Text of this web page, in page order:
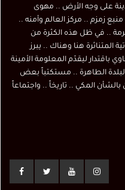
على وجه الأرض .. مهوى
منبع زمزم .. مركز العالم وأمنه ..
.. في ظل هذه الكثرة من
المتناثرة هنا وهناك .. يبرز
باقتدار ليقدّم المعلومة الأمينة
الطاهرة .. مستكتباً بعض
بالشأن المكي .. تاريخاً .. واجتماعاً